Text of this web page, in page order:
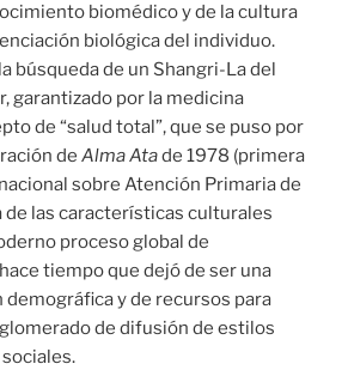
biomédico y de la cultura
biológica del individuo.
búsqueda de un Shangri-La del
garantizado por la medicina
de “salud total”, que se puso por
de Alma Atade 1978 (primera
sobre Atención Primaria de
de las características culturales
proceso global de
tiempo que dejó de ser una
demográfica y de recursos para
de difusión de estilos